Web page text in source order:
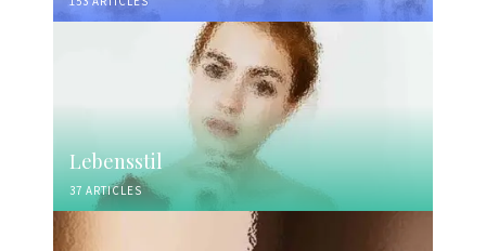
Lebensstil
37 ARTICLES